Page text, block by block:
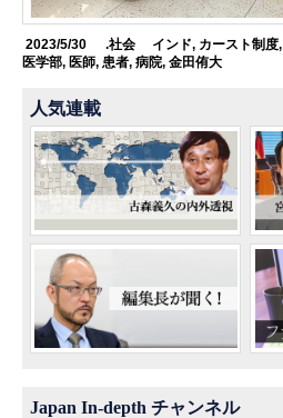
2023/5/30 .社会 インド, カースト制度,
医学部, 医師,患者,病院,金田侑大
人気連載
Japan In-depth チャンネル